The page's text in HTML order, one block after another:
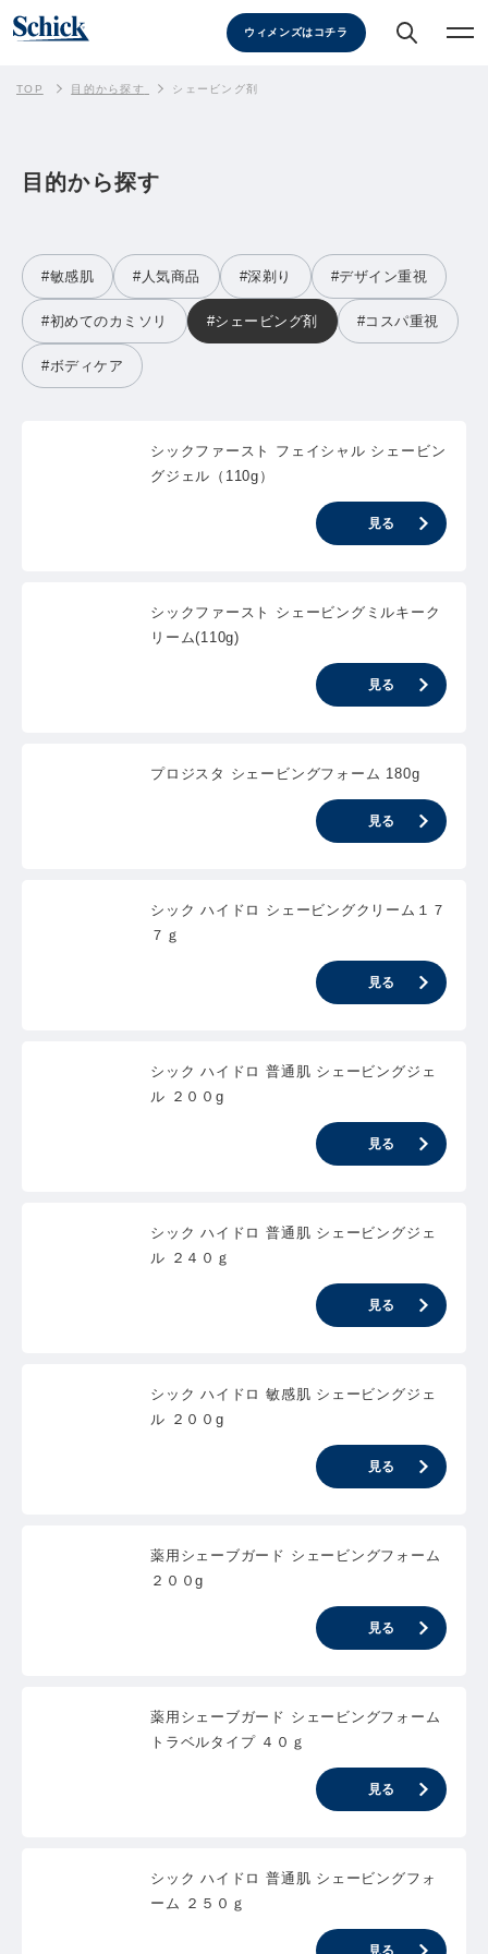
ウィメンズはコチラ
TOP 目的から探す シェービング剤
目的から探す
#敏感肌 #人気商品 #深剃り #デザイン重視
#初めてのカミソリ #シェービング剤 #コスパ重視
#ボディケア
シックファースト フェイシャル シェービン
グジェル（110g）
見る
シックファースト シェービングミルキーク
リーム(110g)
見る
プロジスタ シェービングフォーム 180g
見る
シック ハイドロ シェービングクリーム１７
７ｇ
見る
シック ハイドロ 普通肌 シェービングジェ
ル ２００g
見る
シック ハイドロ 普通肌 シェービングジェ
ル ２４０ｇ
見る
シック ハイドロ 敏感肌 シェービングジェ
ル ２００g
見る
薬用シェーブガード シェービングフォーム
２００g
見る
薬用シェーブガード シェービングフォーム
トラベルタイプ ４０ｇ
見る
シック ハイドロ 普通肌 シェービングフォ
ーム ２５０ｇ
見る